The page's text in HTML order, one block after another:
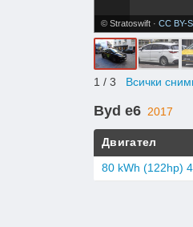
© Stratoswift · CC BY-
1 / 3 Всички
Byd e6 2017
Двигател
80 kWh (122hp)